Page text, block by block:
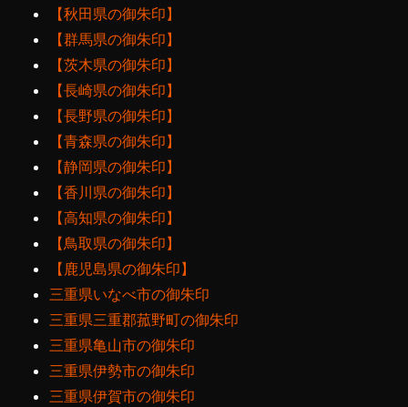
【秋田県の御朱印】
【群馬県の御朱印】
【茨木県の御朱印】
【長崎県の御朱印】
【長野県の御朱印】
【青森県の御朱印】
【静岡県の御朱印】
【香川県の御朱印】
【高知県の御朱印】
【鳥取県の御朱印】
【鹿児島県の御朱印】
三重県いなべ市の御朱印
三重県三重郡菰野町の御朱印
三重県亀山市の御朱印
三重県伊勢市の御朱印
三重県伊賀市の御朱印